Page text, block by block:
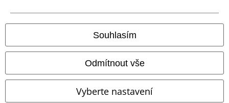
Souhlasím
Odmítnout vše
Vyberte nastavení
Všechny ceny jsou včetně DPH, bezpoštovného a balného
© 1986-2026 EMP Merchandising
Naše online obchody